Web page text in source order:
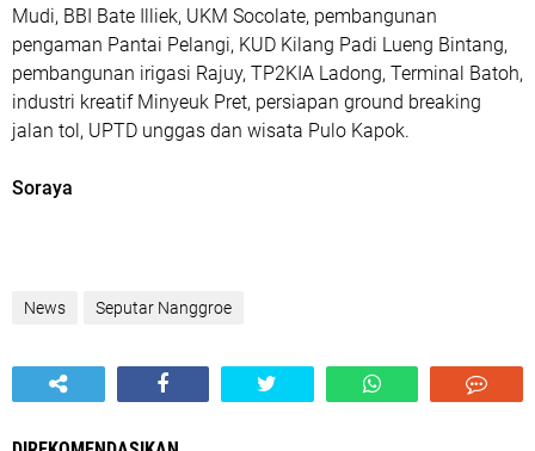
Mudi, BBI Bate Illiek, UKM Socolate, pembangunan
pengaman Pantai Pelangi, KUD Kilang Padi Lueng Bintang,
pembangunan irigasi Rajuy, TP2KIA Ladong, Terminal Batoh,
industri kreatif Minyeuk Pret, persiapan ground breaking
jalan tol, UPTD unggas dan wisata Pulo Kapok.
Soraya
News Seputar Nanggroe